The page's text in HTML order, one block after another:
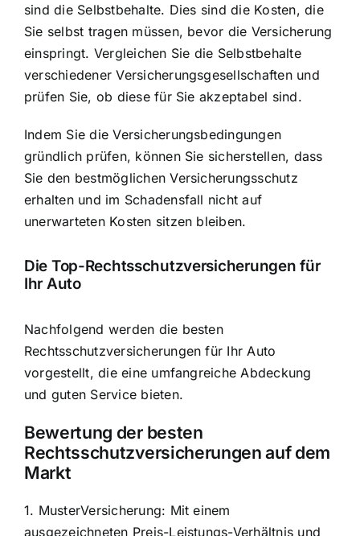
sind die Selbstbehalte. Dies sind die Kosten, die
Sie selbst tragen müssen, bevor die Versicherung
einspringt. Vergleichen Sie die Selbstbehalte
verschiedener Versicherungsgesellschaften und
prüfen Sie, ob diese für Sie akzeptabel sind.
Indem Sie die Versicherungsbedingungen
gründlich prüfen, können Sie sicherstellen, dass
Sie den bestmöglichen Versicherungsschutz
erhalten und im Schadensfall nicht auf
unerwarteten Kosten sitzen bleiben.
Die Top-Rechtsschutzversicherungen für
Ihr Auto
Nachfolgend werden die besten
Rechtsschutzversicherungen für Ihr Auto
vorgestellt, die eine umfangreiche Abdeckung
und guten Service bieten.
Bewertung der besten
Rechtsschutzversicherungen auf dem
Markt
1. MusterVersicherung: Mit einem
ausgezeichneten Preis-Leistungs-Verhältnis und